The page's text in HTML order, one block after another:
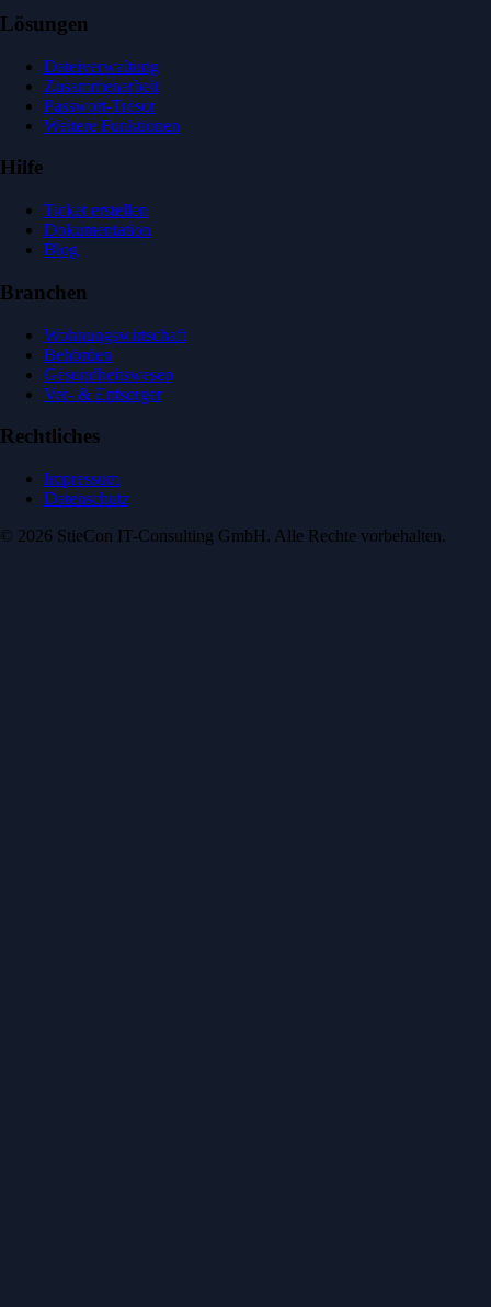
Lösungen
Dateiverwaltung
Zusammenarbeit
Passwort-Tresor
Weitere Funktionen
Hilfe
Ticket erstellen
Dokumentation
Blog
Branchen
Wohnungswirtschaft
Behörden
Gesundheitswesen
Ver- & Entsorger
Rechtliches
Impressum
Datenschutz
© 2026 StieCon IT-Consulting GmbH. Alle Rechte vorbehalten.